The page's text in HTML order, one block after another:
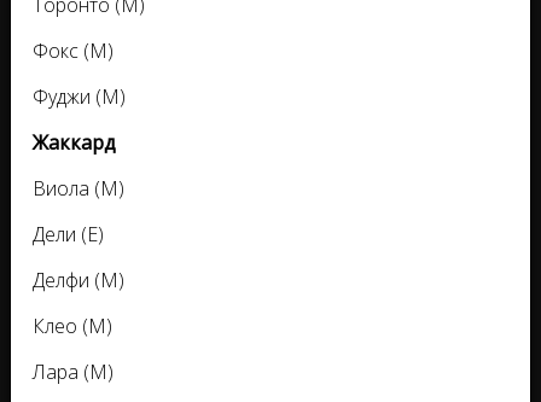
Фокс (M)
Фуджи (M)
Жаккард
Виола (M)
Дели (E)
Делфи (M)
Клео (M)
Лара (M)